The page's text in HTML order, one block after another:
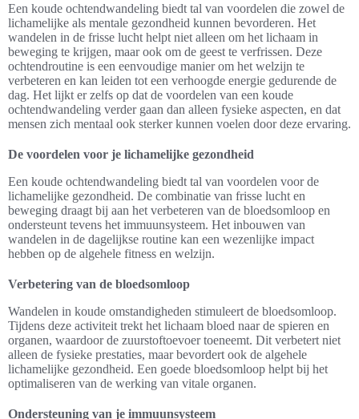
Een koude ochtendwandeling biedt tal van voordelen die zowel de
lichamelijke als mentale gezondheid kunnen bevorderen. Het
wandelen in de frisse lucht helpt niet alleen om het lichaam in
beweging te krijgen, maar ook om de geest te verfrissen. Deze
ochtendroutine is een eenvoudige manier om het welzijn te
verbeteren en kan leiden tot een verhoogde energie gedurende de
dag. Het lijkt er zelfs op dat de voordelen van een koude
ochtendwandeling verder gaan dan alleen fysieke aspecten, en dat
mensen zich mentaal ook sterker kunnen voelen door deze ervaring.
De voordelen voor je lichamelijke gezondheid
Een koude ochtendwandeling biedt tal van voordelen voor de
lichamelijke gezondheid. De combinatie van frisse lucht en
beweging draagt bij aan het verbeteren van de bloedsomloop en
ondersteunt tevens het immuunsysteem. Het inbouwen van
wandelen in de dagelijkse routine kan een wezenlijke impact
hebben op de algehele fitness en welzijn.
Verbetering van de bloedsomloop
Wandelen in koude omstandigheden stimuleert de bloedsomloop.
Tijdens deze activiteit trekt het lichaam bloed naar de spieren en
organen, waardoor de zuurstoftoevoer toeneemt. Dit verbetert niet
alleen de fysieke prestaties, maar bevordert ook de algehele
lichamelijke gezondheid. Een goede bloedsomloop helpt bij het
optimaliseren van de werking van vitale organen.
Ondersteuning van je immuunsysteem